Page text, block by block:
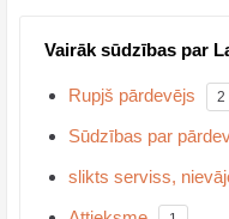
Vairāk sūdzības par
Rupjš pārdevējs 2
Sūdzības par
slikts serviss,